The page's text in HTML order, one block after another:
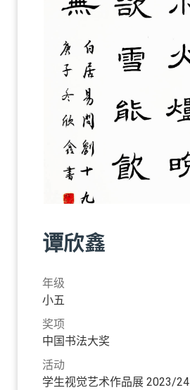
谭欣鑫
年级
小五
奖项
中国书法大奖
活动
学生视觉艺术作品展 2023/24